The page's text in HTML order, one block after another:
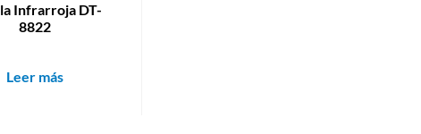
Infrarroja DT-
8822
Leer más